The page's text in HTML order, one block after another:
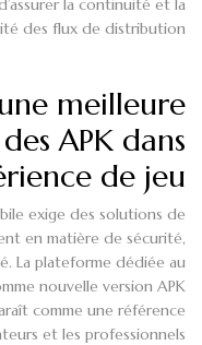
la continuité et la
des flux de distribution.
meilleure
APK dans
de jeu
exige des solutions de
en matière de sécurité,
La plateforme dédiée au
nouvelle version APK
comme une référence
et les professionnels